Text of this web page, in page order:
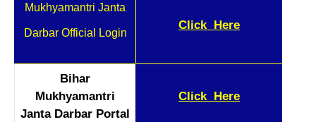
Mukhyamantri Janta
Darbar Official Login
Click Here
Bihar
Mukhyamantri
Janta Darbar Portal
ClickHere